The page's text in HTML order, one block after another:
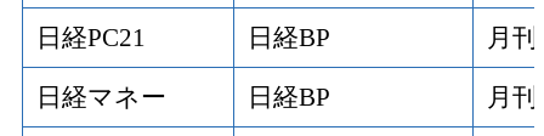
日経PC21 日経BP 月刊
日経マネー 日経BP 月刊